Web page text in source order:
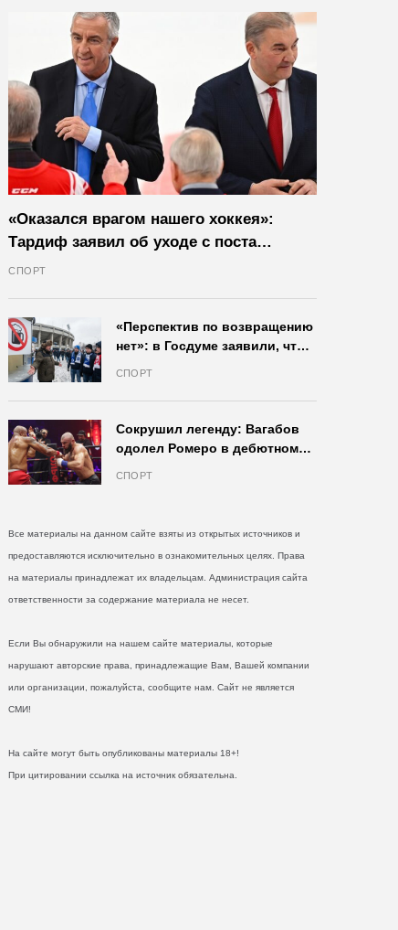
«Оказался врагом нашего хоккея»:
Тардиф заявил об уходе с поста
президента IIHF в октябре
СПОРТ
«Перспектив по возвращению
нет»: в Госдуме заявили, что
СПОРТ
Сокрушил легенду: Вагабов
одолел Ромеро в дебютном
СПОРТ
Все материалы на данном сайте взяты из открытых источников и
предоставляются исключительно в ознакомительных целях. Права
на материалы принадлежат их владельцам. Администрация сайта
ответственности за содержание материала не несет.
Если Вы обнаружили на нашем сайте материалы, которые
нарушают авторские права, принадлежащие Вам, Вашей компании
или организации, пожалуйста, сообщите нам. Сайт не является
СМИ!
На сайте могут быть опубликованы материалы 18+!
При цитировании ссылка на источник обязательна.